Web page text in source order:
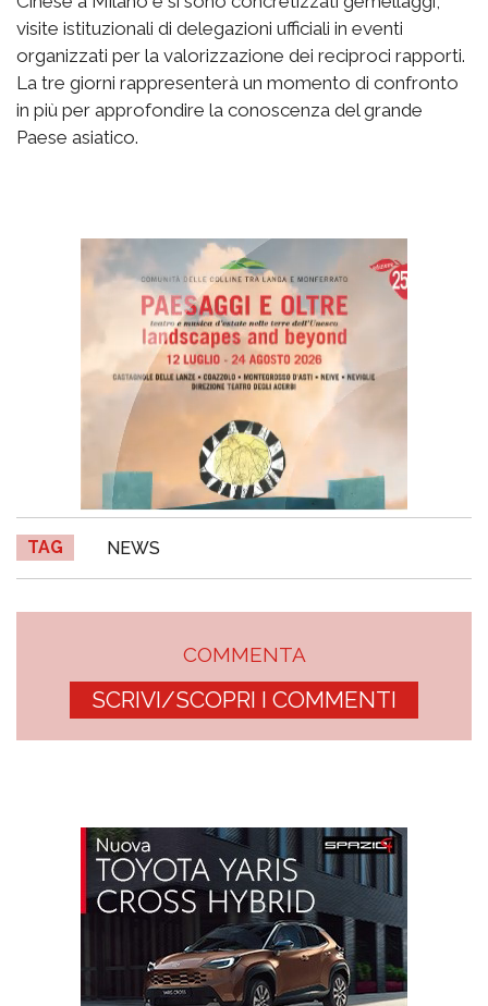
visite istituzionali di delegazioni ufficiali in eventi
organizzati per la valorizzazione dei reciproci rapporti.
La tre giorni rappresenterà un momento di confronto
in più per approfondire la conoscenza del grande
Paese asiatico.
TAG NEWS
COMMENTA
SCRIVI/SCOPRI I COMMENTI